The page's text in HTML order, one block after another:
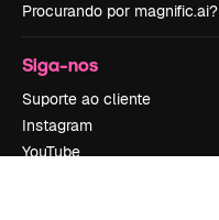
Procurando por magnific.ai?
Siga-nos
Suporte ao cliente
Instagram
YouTube